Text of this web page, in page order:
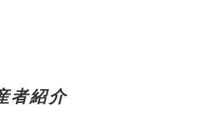
者紹介